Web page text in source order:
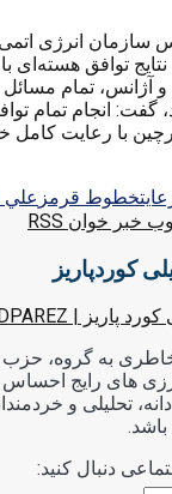
سازمان انرژی
توافق هسته‌ای با
و آژانس، تمام
انجام تمام
با رعایت
خطوط قرمز علي
خبر خوان RSS
کوردپاریز
خاطری به گروه،
های رایج احساس
تحلیلی و
دنبال کنید: